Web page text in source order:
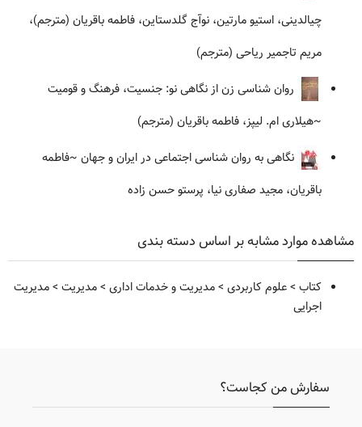
چیالدینی، استیو مارتین، نوآج گلدستاین، فاطمه باقریان (مترجم)،
مریم تاجمیر ریاحی (مترجم)
روان شناسی زن از نگاهی نو: جنسیت، فرهنگ و قومیت
~هیلاری ام. لیپز، فاطمه باقریان (مترجم)
نگاهی به روان شناسی اجتماعی در ایران و جهان ~فاطمه
باقریان، مجید صفاری نیا، پرستو حسن زاده
مشاهده موارد مشابه بر اساس دسته بندی
کتاب >علوم کاربردی >مدیریت و خدمات اداری >مدیریت >مدیریت
اجرایی
سفارش من کجاست؟